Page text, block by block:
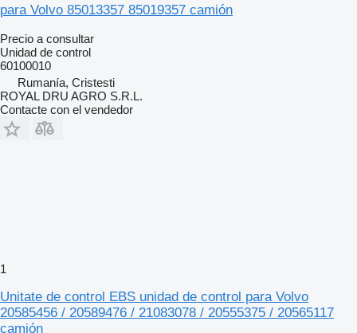
para Volvo 85013357 85019357 camión
Precio a consultar
Unidad de control
60100010
Rumanía, Cristesti
ROYAL DRU AGRO S.R.L.
Contacte con el vendedor
1
Unitate de control EBS unidad de control para Volvo
20585456 / 20589476 / 21083078 / 20555375 / 20565117
camión